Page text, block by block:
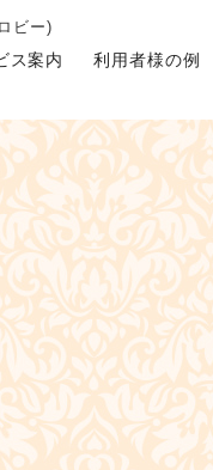
ビー)
ス案内 利用者様の例